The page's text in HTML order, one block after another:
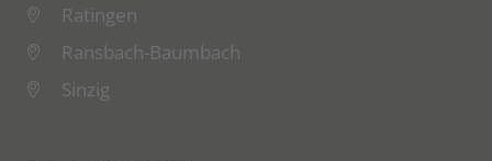
Ratingen
Ransbach-Baumbach
Sinzig